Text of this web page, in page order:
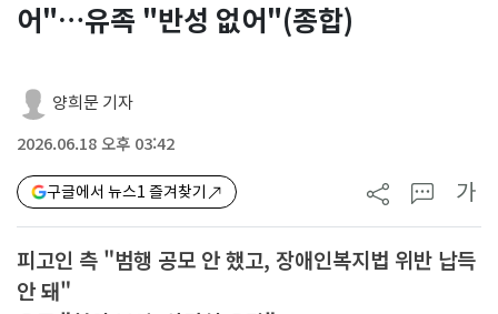
어"…유족 "반성 없어"(종합)
양희문 기자
2026.06.18 오후 03:42
구글에서 뉴스1 즐겨찾기 가
피고인 측 "범행 공모 안 했고, 장애인복지법 위반 납득
안 돼"